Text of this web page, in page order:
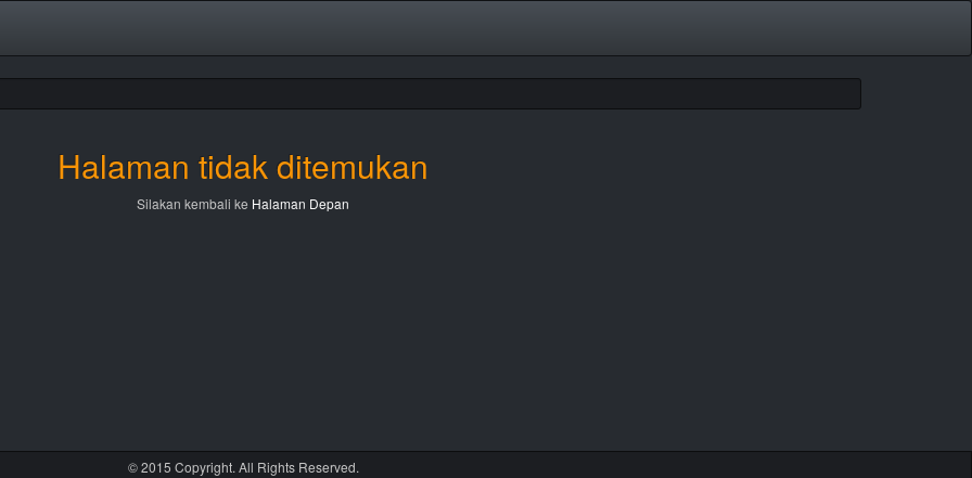
Halaman tidak ditemukan
Silakan kembali ke Halaman Depan
© 2015 Copyright. All Rights Reserved.